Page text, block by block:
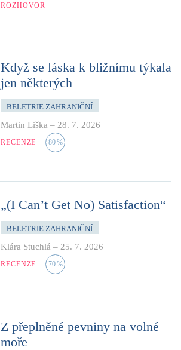
ROZHOVOR
Když se láska k bližnímu týkala
jen některých
BELETRIE ZAHRANIČNÍ
Martin Liška – 28. 7. 2026
RECENZE 80%
„(I Can’t Get No) Satisfaction“
BELETRIE ZAHRANIČNÍ
Klára Stuchlá – 25. 7. 2026
RECENZE 70%
Z přeplněné pevniny na volné
moře